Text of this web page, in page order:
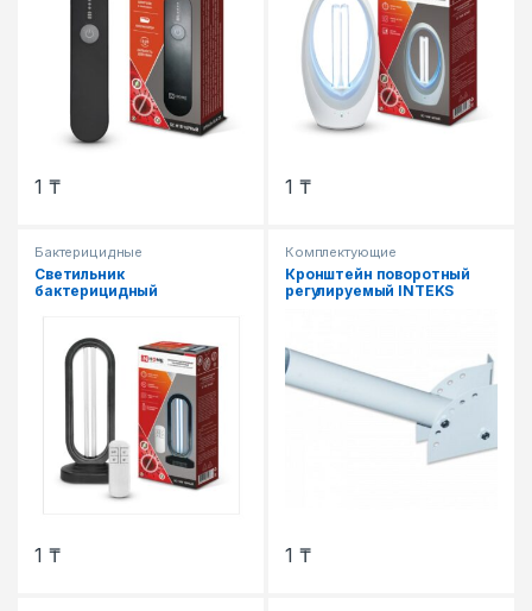
1 ₸ 1 ₸
Бактерицидные
Светильник
бактерицидный
настольный БС Т30B 30Вт
230В с пультом ДУ черный
IN HOME
1 ₸
Комплектующие
Кронштейн поворотный
регулируемый INTEKS
1 ₸